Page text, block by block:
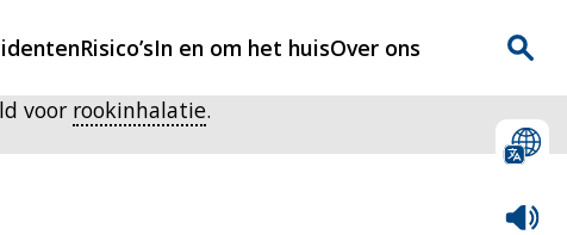
Risico’sIn en om het huisOver ons
voor rookinhalatie.